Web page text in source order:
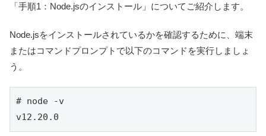
「手順1：Node.jsのインストール」についてご紹介します。
Node.jsをインストールされているかを確認するために、端末
またはコマンドプロンプトで以下のコマンドを実行しましょ
う。
# node -v
v12.20.0